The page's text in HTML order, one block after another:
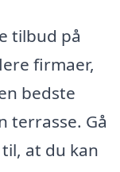
tilbud på
firmaer,
bedste
terrasse. Gå
at du kan